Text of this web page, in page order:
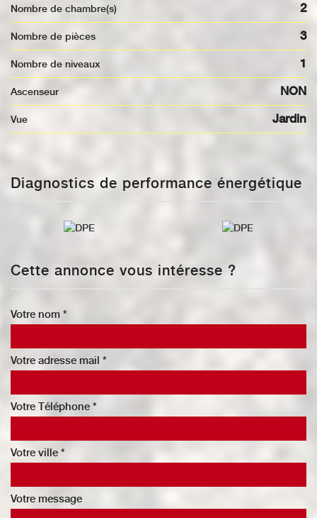
Nombre de chambre(s) 2
Nombre de pièces 3
Nombre de niveaux 1
Ascenseur NON
Vue Jardin
Diagnostics de performance énergétique
Cette annonce vous intéresse ?
Votre nom *
Votre adresse mail *
Votre Téléphone *
Votre ville *
Votre message